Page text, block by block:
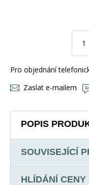
Pro objednání
Zaslat e-mailem
POPIS
SOUVISEJÍCÍ
HLÍDÁNÍ CENY